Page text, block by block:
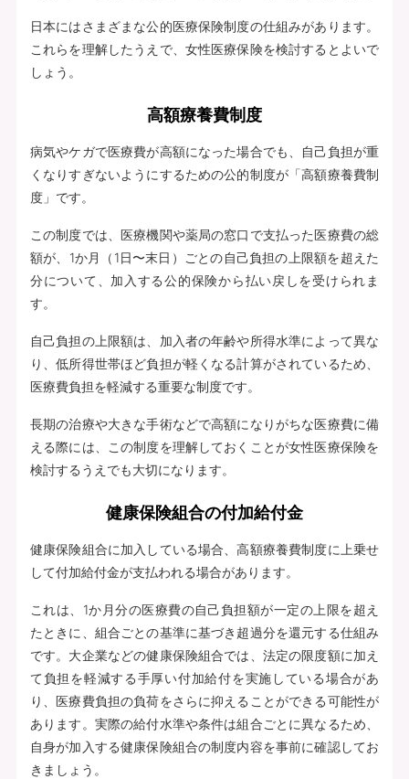
日本にはさまざまな公的医療保険制度の仕組みがあります。
これらを理解したうえで、女性医療保険を検討するとよいで
しょう。
高額療養費制度
病気やケガで医療費が高額になった場合でも、自己負担が重
くなりすぎないようにするための公的制度が「高額療養費制
度」です。
この制度では、医療機関や薬局の窓口で支払った医療費の総
額が、1か月（1日〜末日）ごとの自己負担の上限額を超えた
分について、加入する公的保険から払い戻しを受けられま
す。
自己負担の上限額は、加入者の年齢や所得水準によって異な
り、低所得世帯ほど負担が軽くなる計算がされているため、
医療費負担を軽減する重要な制度です。
長期の治療や大きな手術などで高額になりがちな医療費に備
える際には、この制度を理解しておくことが女性医療保険を
検討するうえでも大切になります。
健康保険組合の付加給付金
健康保険組合に加入している場合、高額療養費制度に上乗せ
して付加給付金が支払われる場合があります。
これは、1か月分の医療費の自己負担額が一定の上限を超え
たときに、組合ごとの基準に基づき超過分を還元する仕組み
です。大企業などの健康保険組合では、法定の限度額に加え
て負担を軽減する手厚い付加給付を実施している場合があ
り、医療費負担の負荷をさらに抑えることができる可能性が
あります。実際の給付水準や条件は組合ごとに異なるため、
自身が加入する健康保険組合の制度内容を事前に確認してお
きましょう。